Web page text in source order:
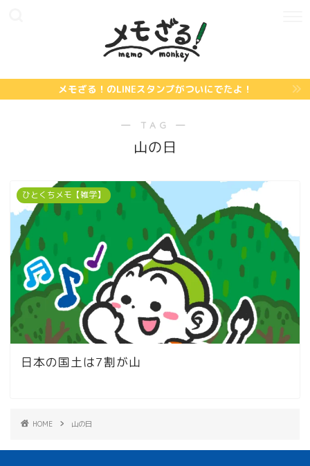
メモざる！のLINEスタンプがついにでたよ！
― TAG ―
山の日
ひとくちメモ【雑学】
日本の国土は7割が山
HOME 山の日